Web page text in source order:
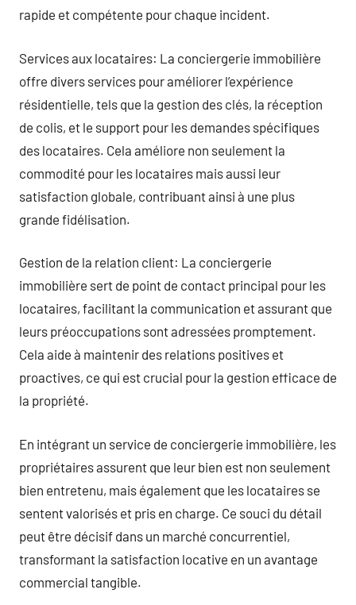
rapide et compétente pour chaque incident.
Services aux locataires: La conciergerie immobilière
offre divers services pour améliorer l’expérience
résidentielle, tels que la gestion des clés, la réception
de colis, et le support pour les demandes spécifiques
des locataires. Cela améliore non seulement la
commodité pour les locataires mais aussi leur
satisfaction globale, contribuant ainsi à une plus
grande fidélisation.
Gestion de la relation client: La conciergerie
immobilière sert de point de contact principal pour les
locataires, facilitant la communication et assurant que
leurs préoccupations sont adressées promptement.
Cela aide à maintenir des relations positives et
proactives, ce qui est crucial pour la gestion efficace de
la propriété.
En intégrant un service de conciergerie immobilière, les
propriétaires assurent que leur bien est non seulement
bien entretenu, mais également que les locataires se
sentent valorisés et pris en charge. Ce souci du détail
peut être décisif dans un marché concurrentiel,
transformant la satisfaction locative en un avantage
commercial tangible.